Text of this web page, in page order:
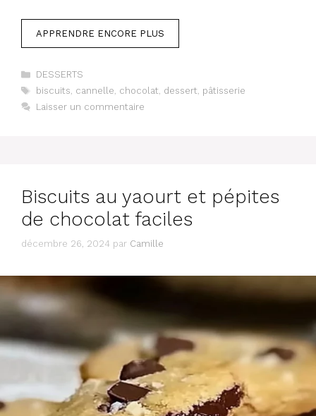
APPRENDRE ENCORE PLUS
Catégories
DESSERTS
Étiquettes
biscuits, cannelle, chocolat, dessert, pâtisserie
Laisser un commentaire
Biscuits au yaourt et pépites
de chocolat faciles
décembre 26, 2024 par Camille